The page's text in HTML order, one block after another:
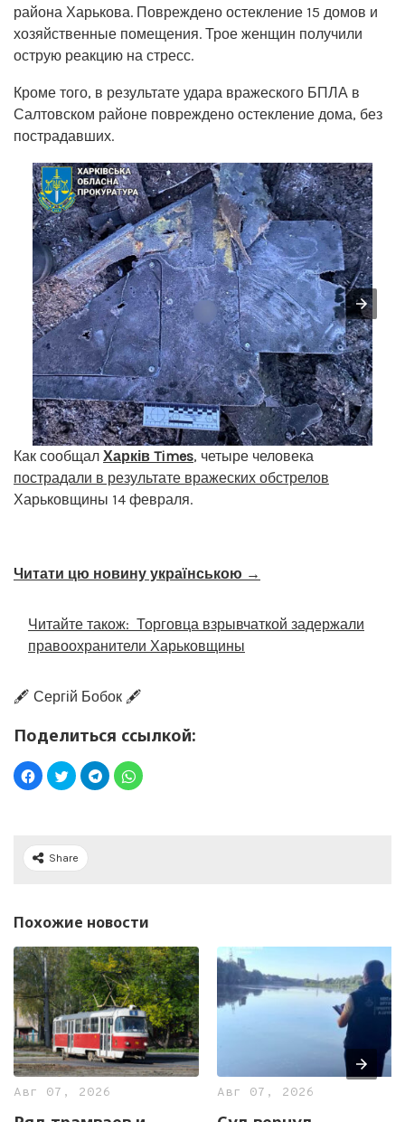
района Харькова. Повреждено остекление 15 домов и
хозяйственные помещения. Трое женщин получили
острую реакцию на стресс.
Кроме того, в результате удара вражеского БПЛА в
Салтовском районе повреждено остекление дома, без
пострадавших.
Как сообщал Харків Times, четыре человека
пострадали в результате вражеских обстрелов
Харьковщины 14 февраля.
Читати цю новину українською →
Читайте також: Торговца взрывчаткой задержали
правоохранители Харьковщины
🖋️ Сергій Бобок 🖋️
Поделиться ссылкой:
Share
Похожие новости
Авг 07, 2026 Авг 07, 2026